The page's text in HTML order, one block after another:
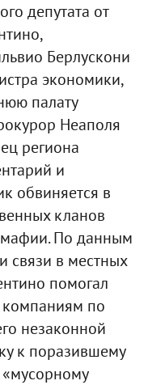
депутата от
Берлускони
экономики,
палату
Неаполя
региона
и
обвиняется в
кланов
По данным
связи в местных
помогал
по
незаконной
к поразившему